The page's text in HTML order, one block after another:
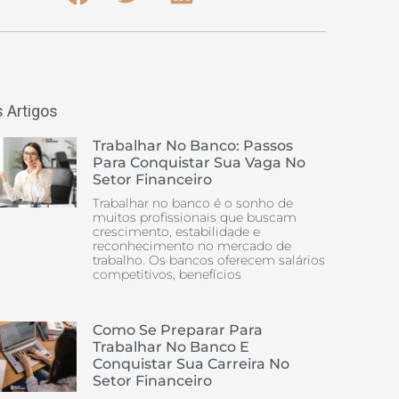
Artigos
Trabalhar No Banco: Passos
Para Conquistar Sua Vaga No
Setor Financeiro
Trabalhar no banco é o sonho de
muitos profissionais que buscam
crescimento, estabilidade e
reconhecimento no mercado de
trabalho. Os bancos oferecem salários
competitivos, benefícios
Como Se Preparar Para
Trabalhar No Banco E
Conquistar Sua Carreira No
Setor Financeiro